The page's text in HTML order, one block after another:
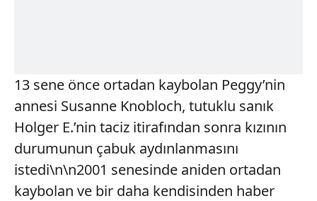
13 sene önce ortadan kaybolan Peggy’nin
annesi Susanne Knobloch, tutuklu sanık
Holger E.’nin taciz itirafından sonra kızının
durumunun çabuk aydınlanmasını
istedi\n\n2001 senesinde aniden ortadan
kaybolan ve bir daha kendisinden haber